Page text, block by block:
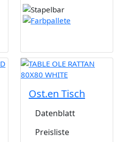
Ost.en Tisch
Datenblatt
Preisliste